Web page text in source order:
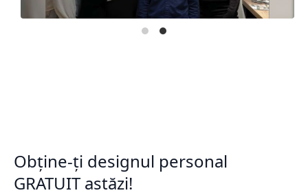
Obține-ți designul personal
GRATUIT astăzi!